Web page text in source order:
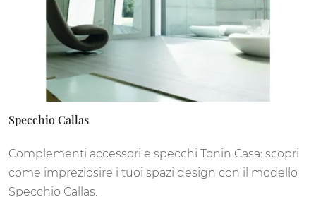
Specchio Callas
Complementi accessori e specchi Tonin Casa: scopri
come impreziosire i tuoi spazi design con il modello
Specchio Callas.